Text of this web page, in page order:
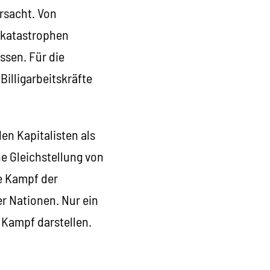
Von
Für die
Kapitalisten als
Gleichstellung von
Kampf der
Nationen. Nur ein
darstellen.